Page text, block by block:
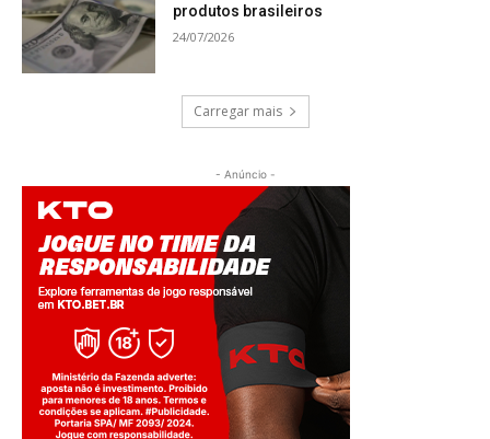
produtos brasileiros
24/07/2026
Carregar mais
- Anúncio -